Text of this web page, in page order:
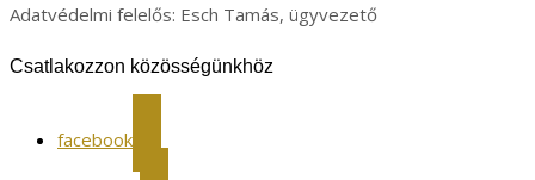
Adatvédelmi felelős: Esch Tamás, ügyvezető
Csatlakozzon közösségünkhöz
facebook